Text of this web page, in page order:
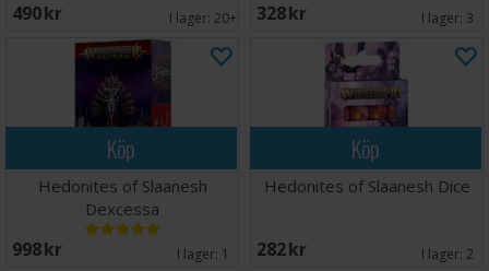
490 SEK I lager: 20+ 328 SEK I lager: 3
Köp
Hedonites of Slaanesh
Dexcessa
998 SEK I lager: 1
Köp
Hedonites of Slaanesh Dice
282 SEK I lager: 2